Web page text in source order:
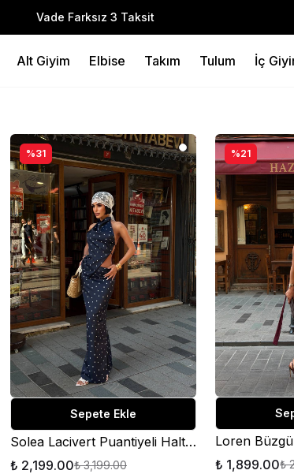
Vade Farksız 3 Taksit
Alt Giyim Elbise Takım Tulum İç
%31
Sepete Ekle
Solea Lacivert Puantiyeli Halter Yaka Maxi Elbise
₺ 2,199.00₺ 3,199.00
%21
₺ 1,899.00₺